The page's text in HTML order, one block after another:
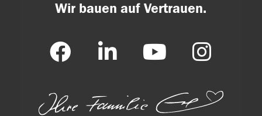
Wir bauen auf Vertrauen.